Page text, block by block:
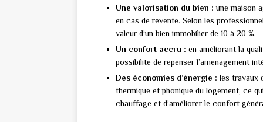
Une valorisation du bien : une maison
en cas de revente. Selon les
valeur d’un bien immobilier de 10 à 20 %.
Un confort accru : en améliorant la
possibilité de repenser l’aménagement
Des économies d’énergie : les travaux
thermique et phonique du logement, ce
chauffage et d’améliorer le confort